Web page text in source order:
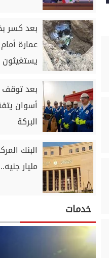
بعد كسر
عمارة
يستغيثون
أسوان
البركة
مليار
خدمات